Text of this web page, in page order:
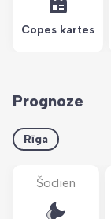
Copes kartes
Prognoze
Rīga
Šodien